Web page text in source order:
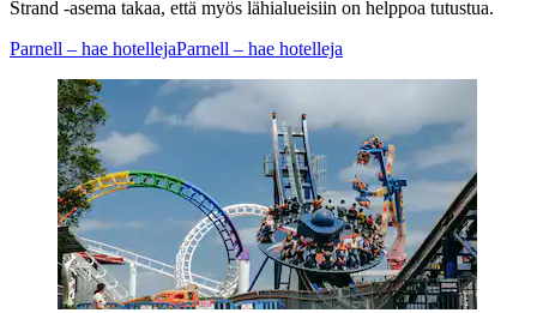
Strand -asema takaa, että myös lähialueisiin on helppoa tutustua.
Parnell – hae hotellejaParnell – hae hotelleja